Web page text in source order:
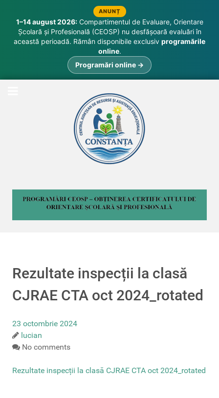
ANUNȚ
1–14 august 2026:Compartimentul de Evaluare, Orientare
Școlară și Profesională (CEOSP) nu desfășoară evaluări în
această perioadă. Rămân disponibile exclusiv programările
online.
Programări online →
Rezultate inspecții la clasă
CJRAE CTA oct 2024_rotated
23 octombrie 2024
lucian
No comments
Rezultate inspecții la clasă CJRAE CTA oct 2024_rotated